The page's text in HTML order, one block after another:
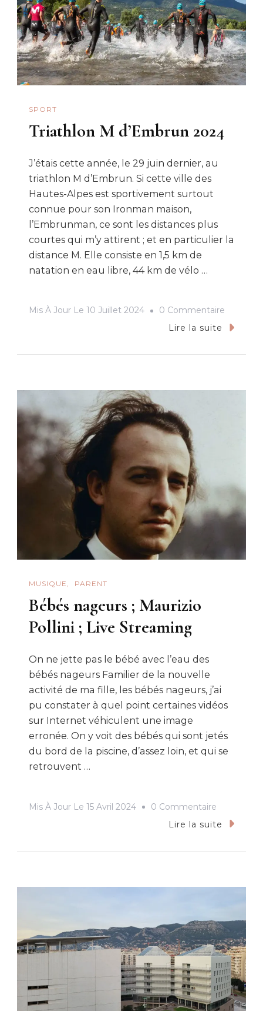
SPORT
Triathlon M d’Embrun 2024
J’étais cette année, le 29 juin dernier, au
triathlon M d’Embrun. Si cette ville des
Hautes-Alpes est sportivement surtout
connue pour son Ironman maison,
l’Embrunman, ce sont les distances plus
courtes qui m’y attirent ; et en particulier la
distance M. Elle consiste en 1,5 km de
natation en eau libre, 44 km de vélo …
Mis À Jour Le 10 Juillet 2024 0 Commentaire
Triathlon
Lire la suite
MUSIQUE PARENT
Bébés nageurs ; Maurizio
Pollini ; Live Streaming
On ne jette pas le bébé avec l’eau des
bébés nageurs Familier de la nouvelle
activité de ma fille, les bébés nageurs, j’ai
pu constater à quel point certaines vidéos
sur Internet véhiculent une image
erronée. On y voit des bébés qui sont jetés
du bord de la piscine, d’assez loin, et qui se
retrouvent …
Mis À Jour Le 15 Avril 2024 0 Commentaire
Bébés
Live
Streaming
Lire la suite